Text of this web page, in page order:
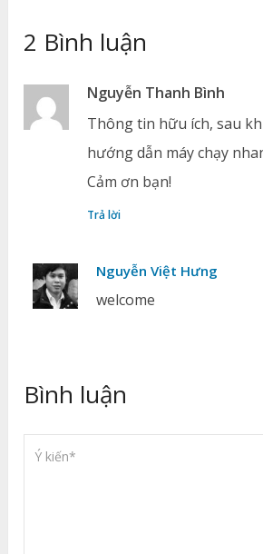
2 Bình luận
Nguyễn Thanh Bình
Thông tin hữu ích, sau
hướng dẫn máy chạy
Cảm ơn bạn!
Trả lời
Nguyễn Việt Hưng
welcome
Bình luận